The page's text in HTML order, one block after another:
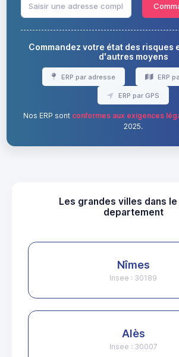
Commandez votre état des risques
d'autres moyens
ERP par adresse ERP
ERP par GPS
Nos ERP sont conformes aux exigences
2025.
Les grandes villes dans
departement
Nîmes
Insee : 30189
Alès
Insee : 30007